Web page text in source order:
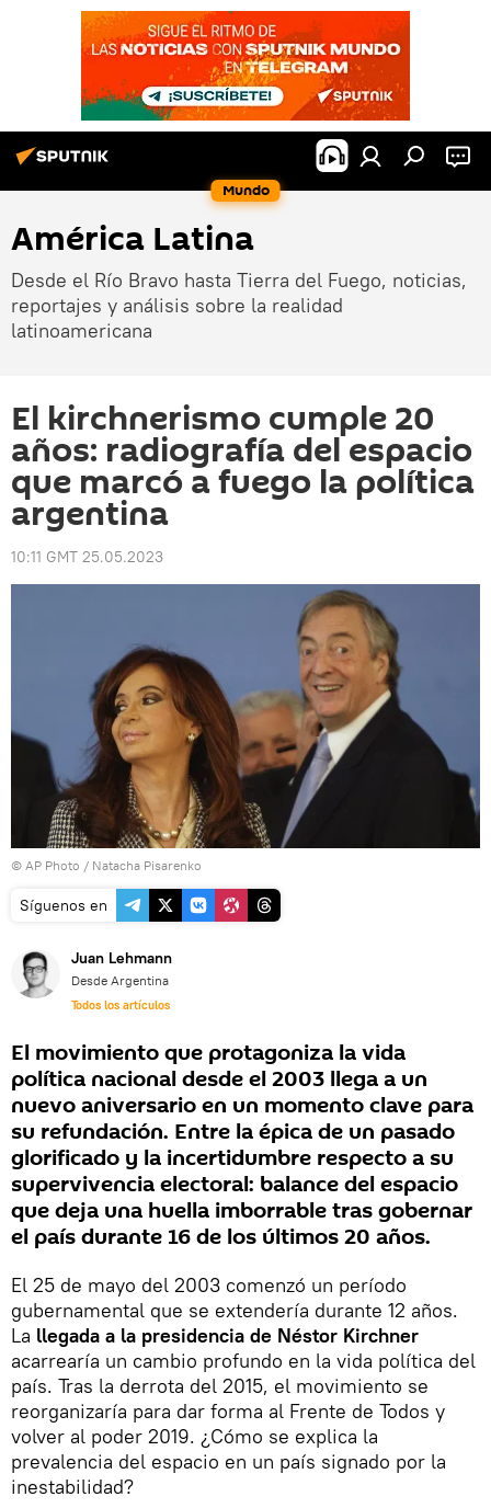
Mundo
América Latina
Desde el Río Bravo hasta Tierra del Fuego, noticias,
reportajes y análisis sobre la realidad
latinoamericana
El kirchnerismo cumple 20
años: radiografía del espacio
que marcó a fuego la política
argentina
10:11 GMT 25.05.2023
© AP Photo / Natacha Pisarenko
Síguenos en
Juan Lehmann
Desde Argentina
Todos los artículos
El movimiento que protagoniza la vida
política nacional desde el 2003 llega a un
nuevo aniversario en un momento clave para
su refundación. Entre la épica de un pasado
glorificado y la incertidumbre respecto a su
supervivencia electoral: balance del espacio
que deja una huella imborrable tras gobernar
el país durante 16 de los últimos 20 años.
El 25 de mayo del 2003 comenzó un período
gubernamental que se extendería durante 12 años.
La llegada a la presidencia de Néstor Kirchner
acarrearía un cambio profundo en la vida política del
país. Tras la derrota del 2015, el movimiento se
reorganizaría para dar forma al Frente de Todos y
volver al poder 2019. ¿Cómo se explica la
prevalencia del espacio en un país signado por la
inestabilidad?